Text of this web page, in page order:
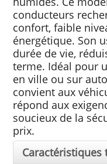
conducteurs
confort, faible
énergétique. Son
durée de vie,
terme. Idéal pour
en ville ou sur
convient aux
répond aux
soucieux de la
prix.
Caractéristiques